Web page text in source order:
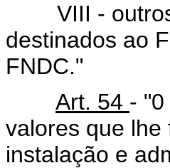
VIII - outros
destinados ao
FNDC."
Art. 54 -
valores que lhe
instalação e